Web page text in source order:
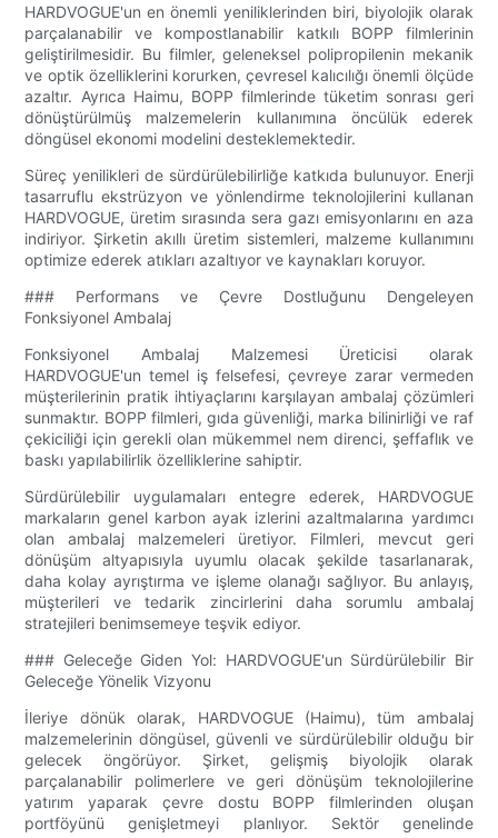
HARDVOGUE'un en önemli yeniliklerinden biri, biyolojik olarak
parçalanabilir ve kompostlanabilir katkılı BOPP filmlerinin
geliştirilmesidir. Bu filmler, geleneksel polipropilenin mekanik
ve optik özelliklerini korurken, çevresel kalıcılığı önemli ölçüde
azaltır. Ayrıca Haimu, BOPP filmlerinde tüketim sonrası geri
dönüştürülmüş malzemelerin kullanımına öncülük ederek
döngüsel ekonomi modelini desteklemektedir.
Süreç yenilikleri de sürdürülebilirliğe katkıda bulunuyor. Enerji
tasarruflu ekstrüzyon ve yönlendirme teknolojilerini kullanan
HARDVOGUE, üretim sırasında sera gazı emisyonlarını en aza
indiriyor. Şirketin akıllı üretim sistemleri, malzeme kullanımını
optimize ederek atıkları azaltıyor ve kaynakları koruyor.
### Performans ve Çevre Dostluğunu Dengeleyen
Fonksiyonel Ambalaj
Fonksiyonel Ambalaj Malzemesi Üreticisi olarak
HARDVOGUE'un temel iş felsefesi, çevreye zarar vermeden
müşterilerinin pratik ihtiyaçlarını karşılayan ambalaj çözümleri
sunmaktır. BOPP filmleri, gıda güvenliği, marka bilinirliği ve raf
çekiciliği için gerekli olan mükemmel nem direnci, şeffaflık ve
baskı yapılabilirlik özelliklerine sahiptir.
Sürdürülebilir uygulamaları entegre ederek, HARDVOGUE
markaların genel karbon ayak izlerini azaltmalarına yardımcı
olan ambalaj malzemeleri üretiyor. Filmleri, mevcut geri
dönüşüm altyapısıyla uyumlu olacak şekilde tasarlanarak,
daha kolay ayrıştırma ve işleme olanağı sağlıyor. Bu anlayış,
müşterileri ve tedarik zincirlerini daha sorumlu ambalaj
stratejileri benimsemeye teşvik ediyor.
### Geleceğe Giden Yol: HARDVOGUE'un Sürdürülebilir Bir
Geleceğe Yönelik Vizyonu
İleriye dönük olarak, HARDVOGUE (Haimu), tüm ambalaj
malzemelerinin döngüsel, güvenli ve sürdürülebilir olduğu bir
gelecek öngörüyor. Şirket, gelişmiş biyolojik olarak
parçalanabilir polimerlere ve geri dönüşüm teknolojilerine
yatırım yaparak çevre dostu BOPP filmlerinden oluşan
portföyünü genişletmeyi planlıyor. Sektör genelinde